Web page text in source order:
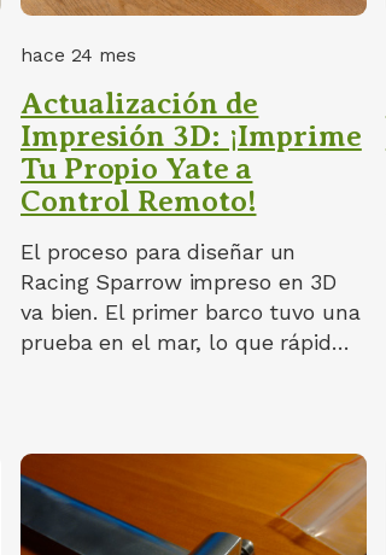
hace 24 mes
Actualización de
Impresión 3D: ¡Imprime
Tu Propio Yate a
Control Remoto!
El proceso para diseñar un
Racing Sparrow impreso en 3D
va bien. El primer barco tuvo una
prueba en el mar, lo que rápid…